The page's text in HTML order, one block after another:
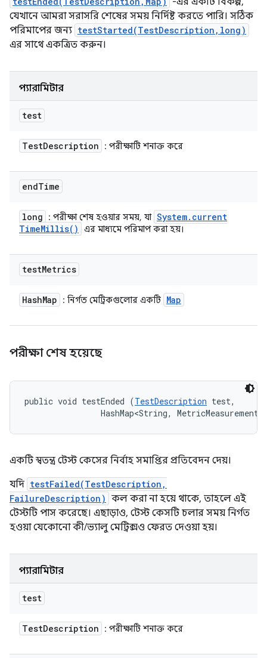
যেখানে আমরা সরাসরি শেষের সময় নির্দিষ্ট করতে পারি। সঠিক
পরিমাপের জন্য testStarted(TestDescription,long)
এর সাথে একত্রিত করুন।
প্যারামিটার
test
TestDescription : পরীক্ষাটি শনাক্ত করে
endTime
long : পরীক্ষা শেষ হওয়ার সময়, যা System. current
TimeMillis( ) এর মাধ্যমে পরিমাপ করা হয়।
testMetrics
HashMap : নির্গত মেট্রিকগুলোর একটি Map
পরীক্ষা শেষ হয়েছে
public void testEnded (TestDescription test,
HashMap<String,
একটি স্বতন্ত্র টেস্ট কেসের নির্বাহ সমাপ্তির প্রতিবেদন দেয়।
যদি testFailed(TestDescription,
FailureDescription) কল করা না হয়ে থাকে, তাহলে এই
টেস্টটি পাস করেছে। এছাড়াও, টেস্ট কেসটি চলার সময় নির্গত
হওয়া যেকোনো কী/ভ্যালু মেট্রিক্সও ফেরত দেওয়া হয়।
প্যারামিটার
test
TestDescription : পরীক্ষাটি শনাক্ত করে